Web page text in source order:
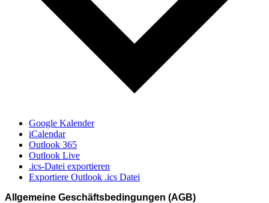
Google Kalender
iCalendar
Outlook 365
Outlook Live
.ics-Datei exportieren
Exportiere Outlook .ics Datei
Allgemeine Geschäftsbedingungen (AGB)